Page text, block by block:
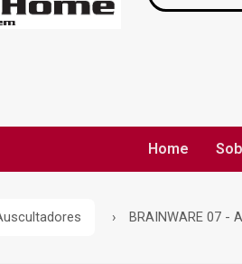
Home
BRAINWARE 07 -